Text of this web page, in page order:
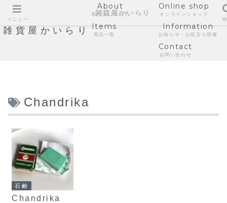
雑貨屋かいらり
About
私たちについて
Online shop
オンラインショップ
Items
商品一覧
Information
お知らせ・お役立ち情報
Contact
お問い合わせ
Chandrika
石鹸
Chandrika
メニュー
雑貨屋かいらり